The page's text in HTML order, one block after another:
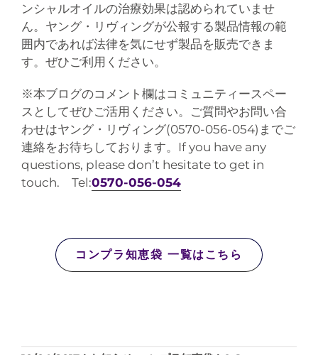
ンシャルオイルの治療効果は認められていませ
ん。ヤング・リヴィングが公報する製品情報の範
囲内であれば法律を気にせず製品を販売できま
す。ぜひご利用ください。
※本ブログのコメント欄はコミュニティースペー
スとしてぜひご活用ください。ご質問やお問い合
わせはヤング・リヴィング(0570-056-054)までご
連絡をお待ちしております。If you have any
questions, please don’t hesitate to get in
touch. Tel:0570-056-054
コンプラ知恵袋 一覧はこちら